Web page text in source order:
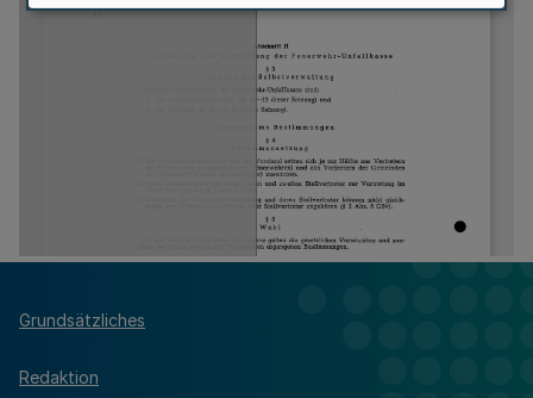
Grundsätzliches
Redaktion